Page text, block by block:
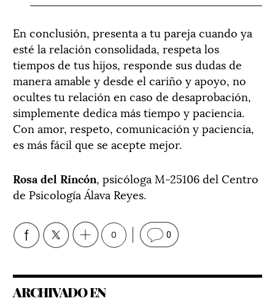
En conclusión, presenta a tu pareja cuando ya
esté la relación consolidada, respeta los
tiempos de tus hijos, responde sus dudas de
manera amable y desde el cariño y apoyo, no
ocultes tu relación en caso de desaprobación,
simplemente dedica más tiempo y paciencia.
Con amor, respeto, comunicación y paciencia,
es más fácil que se acepte mejor.
Rosa del Rincón, psicóloga M-25106 del Centro
de Psicología Álava Reyes.
0 0
ARCHIVADO EN